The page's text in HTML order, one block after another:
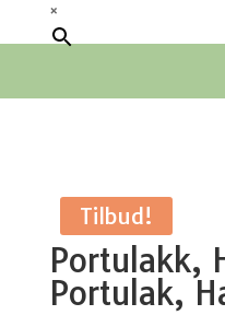
×
Tilbud!
Portulakk,
Portulak,